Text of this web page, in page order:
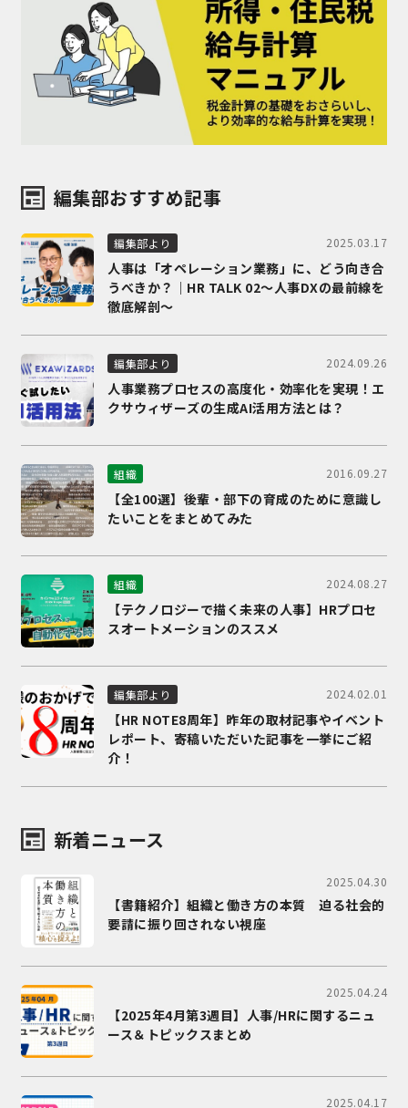
編集部おすすめ記事
編集部より 2025.03.17
人事は「オペレーション業務」に、どう向き合
うべきか？｜HR TALK 02～人事DXの最前線を
徹底解剖～
編集部より 2024.09.26
人事業務プロセスの高度化・効率化を実現！エ
クサウィザーズの生成AI活用方法とは？
組織 2016.09.27
【全100選】後輩・部下の育成のために意識し
たいことをまとめてみた
組織 2024.08.27
【テクノロジーで描く未来の人事】HRプロセ
スオートメーションのススメ
編集部より 2024.02.01
【HR NOTE8周年】昨年の取材記事やイベント
レポート、寄稿いただいた記事を一挙にご紹
介！
新着ニュース
2025.04.30
【書籍紹介】組織と働き方の本質 迫る社会的
要請に振り回されない視座
2025.04.24
【2025年4月第3週目】人事/HRに関するニュ
ース＆トピックスまとめ
2025.04.17